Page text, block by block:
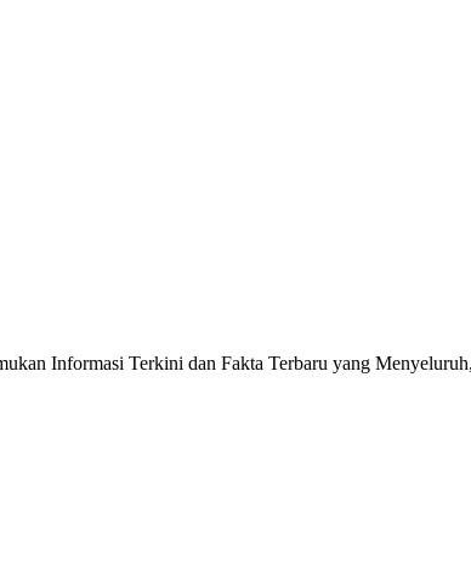
Informasi Terkini dan Fakta Terbaru yang